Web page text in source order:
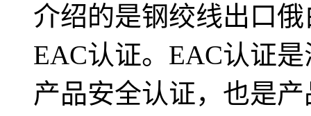
介绍的是钢绞线出口
EAC认证。EAC认证
产品安全认证，也是